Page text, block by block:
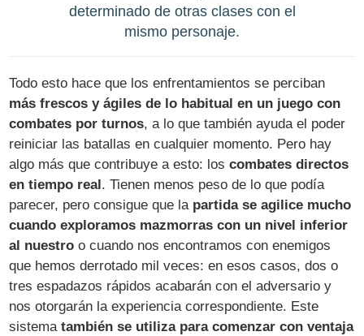
determinado de otras clases con el
mismo personaje.
Todo esto hace que los enfrentamientos se perciban
más frescos y ágiles de lo habitual en un juego con
combates por turnos, a lo que también ayuda el poder
reiniciar las batallas en cualquier momento. Pero hay
algo más que contribuye a esto: loscombates directos
en tiempo real . Tienen menos peso de lo que podía
parecer, pero consigue que la partida se agilice mucho
cuando exploramos mazmorras con un nivel inferior
al nuestro o cuando nos encontramos con enemigos
que hemos derrotado mil veces: en esos casos, dos o
tres espadazos rápidos acabarán con el adversario y
nos otorgarán la experiencia correspondiente. Este
sistematambién se utiliza para comenzar con ventaja